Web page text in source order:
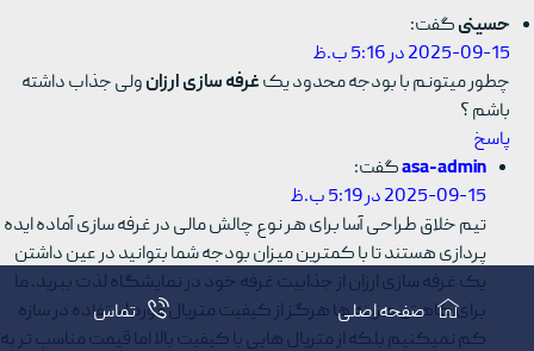
حسینیگفت:
2025-09-15 در 5:16 ب.ظ
چطور میتونم با بودجه محدود یکغرفه سازی ارزانولی جذاب داشته
باشم ؟
پاسخ
asa-adminگفت:
2025-09-15 در 5:19 ب.ظ
تیم خلاق طراحی آسا برای هر نوع چالش مالی در غرفه سازی آماده ایده
پردازی هستند تا با کمترین میزان بودجه شما بتوانید در عین داشتن
یک غرفه سازی ارزان از جذابیت غرفه خود در نمایشگاه لذت ببرید. ما
برای کاهش هزینه ها هرگز از کیفیت متریال مورد استفاده در سازه
کم نمیکنیم بلکه از متریال هایی با کیفیت بالا اما قیمت مناسب تر به
صفحه اصلی تماس